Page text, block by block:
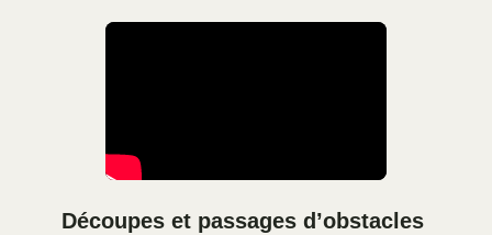
Découpes et passages d’obstacles